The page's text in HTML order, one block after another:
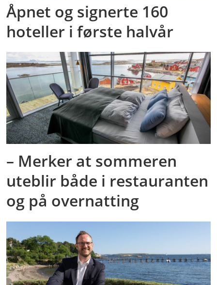
Åpnet og signerte 160
hoteller i første halvår
– Merker at sommeren
uteblir både i restauranten
og på overnatting